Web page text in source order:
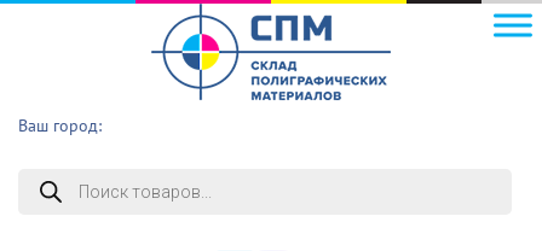
Ваш город:
Поиск
товаров